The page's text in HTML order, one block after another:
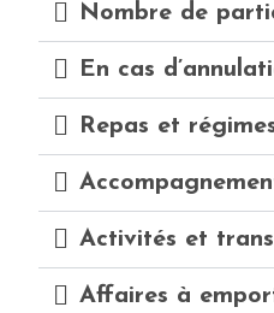
Nombre de
En cas
Repas et
Activités et
Affaires à